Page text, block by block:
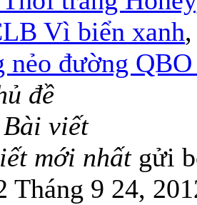
Vì biển xanh
nẻo đường
đề
Bài viết
mới nhấtgửi
Tháng 9 24,